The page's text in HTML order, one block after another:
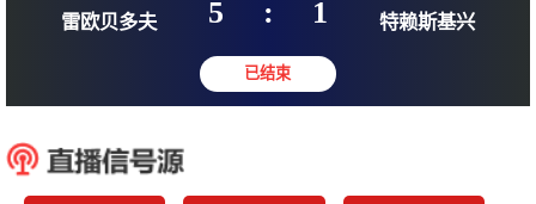
奥丙
2026-06-04 01:30:00
5 : 1